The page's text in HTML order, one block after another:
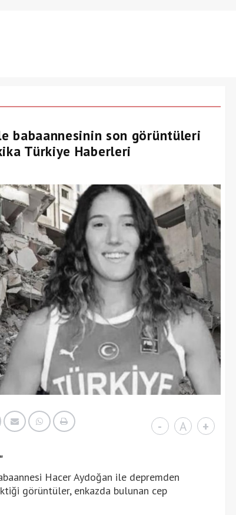
babaannesinin son görüntüleri
Türkiye Haberleri
- A +
Hacer Aydoğan ile depremden
görüntüler, enkazda bulunan cep